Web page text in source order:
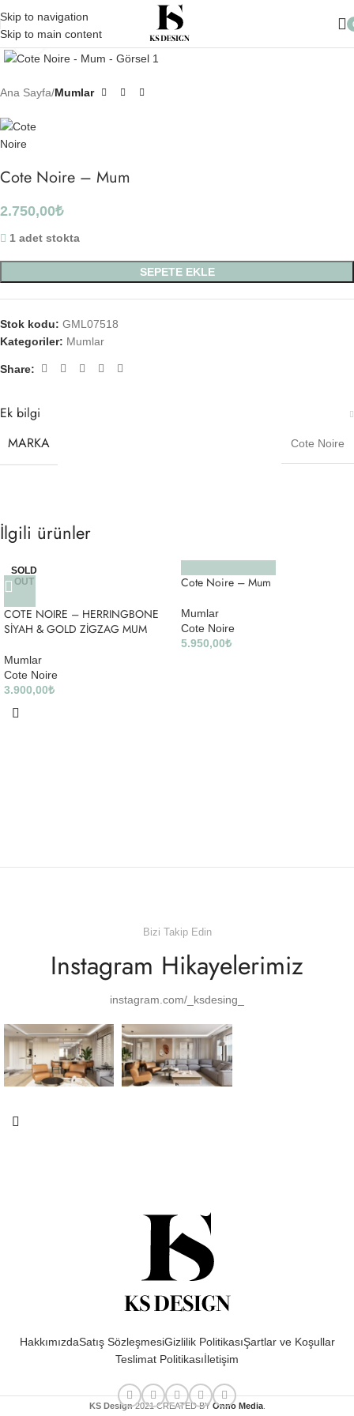
Skip to navigation
Skip to main content
10.000 TL üzeri Alışverişlerinizde Kargo Ücretsiz
Click to enlarge
Ana Sayfa Mumlar
Cote Noire – Mum
2.750,00₺
1 adet stokta
SEPETE EKLE
Stok kodu: GML07518
Kategoriler: Mumlar
Share:
Ek bilgi
MARKA
Cote Noire
İlgili ürünler
SOLD
OUT
COTE NOIRE – HERRINGBONE
SİYAH & GOLD ZİGZAG MUM
Mumlar
Cote Noire
3.900,00₺
Cote Noire – Mum
Mumlar
Cote Noire
5.950,00₺
Bizi Takip Edin
Instagram Hikayelerimiz
instagram.com/_ksdesing_
HakkımızdaSatış SözleşmesiGizlilik PolitikasıŞartlar ve Koşullar
Teslimat Politikasıİletişim
KS Design 2021 CREATED BY Onno Media.